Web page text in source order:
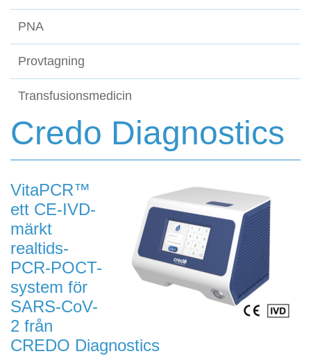
PNA
Provtagning
Transfusionsmedicin
Credo Diagnostics
VitaPCR™
ett CE-IVD-
märkt
realtids-
PCR-POCT-
system för
SARS-CoV-
2 från
CREDO Diagnostics